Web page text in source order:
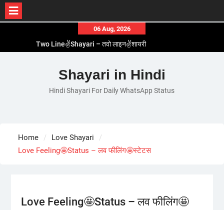
content
06 Aug, 2026
Two Line✌️Shayari – तवो लाइन✌️शायरी
Romantic Love😽Status – रोमांटिक लव😽स्टेटस
Love🥳Poetry In Hindi – लव🥳पोएट्री इन हिंदी
1 Line☝️Shayari In Hindi – १ लाइन☝️शायरी इन हिंदी
Shayari in Hindi
Hindi Shayari For Daily WhatsApp Status
Home
Love Shayari
Love Feeling🤩Status – लव फीलिंग🤩स्टेटस
Love Feeling🤩Status – लव फीलिंग🤩